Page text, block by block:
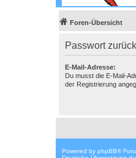
Foren-Übersicht
Passwort
E-Mail-Adresse:
Du musst die E-Mail-
der Registrierung
Powered by phpBB®